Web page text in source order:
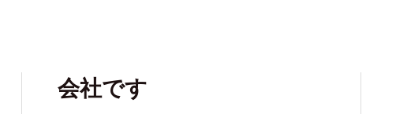
会社です